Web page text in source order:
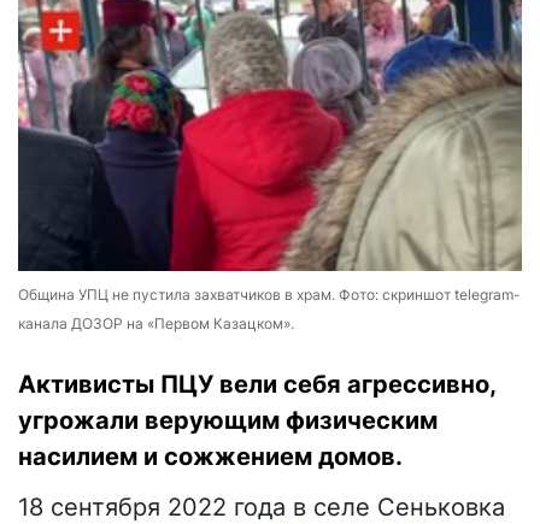
Община УПЦ не пустила захватчиков в храм. Фото: скриншот telegram-
канала ДОЗОР на «Первом Казацком».
Активисты ПЦУ вели себя агрессивно,
угрожали верующим физическим
насилием и сожжением домов.
18 сентября 2022 года в селе Сеньковка